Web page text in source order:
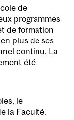
de
programmes
de formation
plus de ses
continu. La
été
le
la Faculté.